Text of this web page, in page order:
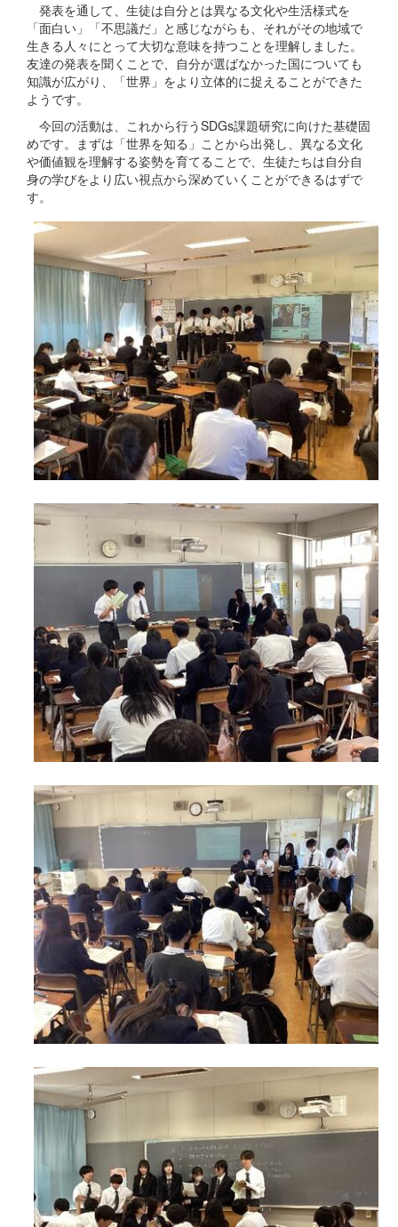
発表を通して、生徒は自分とは異なる文化や生活様式を
「面白い」「不思議だ」と感じながらも、それがその地域で
生きる人々にとって大切な意味を持つことを理解しました。
友達の発表を聞くことで、自分が選ばなかった国についても
知識が広がり、「世界」をより立体的に捉えることができた
ようです。
今回の活動は、これから行うSDGs課題研究に向けた基礎固
めです。まずは「世界を知る」ことから出発し、異なる文化
や価値観を理解する姿勢を育てることで、生徒たちは自分自
身の学びをより広い視点から深めていくことができるはずで
す。